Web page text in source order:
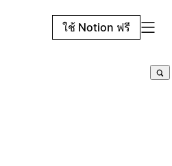
ใช้ Notion ฟรี